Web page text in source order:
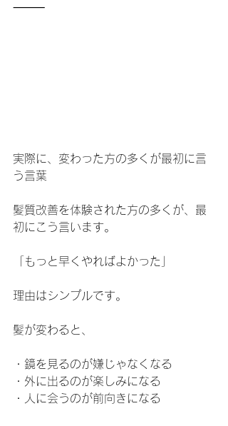
⸻
実際に、変わった方の多くが最初に言
う言葉
髪質改善を体験された方の多くが、最
初にこう言います。
「もっと早くやればよかった」
理由はシンプルです。
髪が変わると、
・鏡を見るのが嫌じゃなくなる
・外に出るのが楽しみになる
・人に会うのが前向きになる